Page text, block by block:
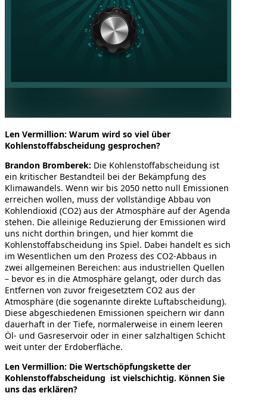
Len Vermillion: Warum wird so viel über
Kohlenstoffabscheidung gesprochen?
Brandon Bromberek: Die Kohlenstoffabscheidung ist
ein kritischer Bestandteil bei der Bekämpfung des
Klimawandels. Wenn wir bis 2050 netto null Emissionen
erreichen wollen, muss der vollständige Abbau von
Kohlendioxid (CO2) aus der Atmosphäre auf der Agenda
stehen. Die alleinige Reduzierung der Emissionen wird
uns nicht dorthin bringen, und hier kommt die
Kohlenstoffabscheidung ins Spiel. Dabei handelt es sich
im Wesentlichen um den Prozess des CO2-Abbaus in
zwei allgemeinen Bereichen: aus industriellen Quellen
– bevor es in die Atmosphäre gelangt, oder durch das
Entfernen von zuvor freigesetztem CO2 aus der
Atmosphäre (die sogenannte direkte Luftabscheidung).
Diese abgeschiedenen Emissionen speichern wir dann
dauerhaft in der Tiefe, normalerweise in einem leeren
Öl- und Gasreservoir oder in einer salzhaltigen Schicht
weit unter der Erdoberfläche.
Len Vermillion: Die Wertschöpfungskette der
Kohlenstoffabscheidung ist vielschichtig. Können Sie
uns das erklären?